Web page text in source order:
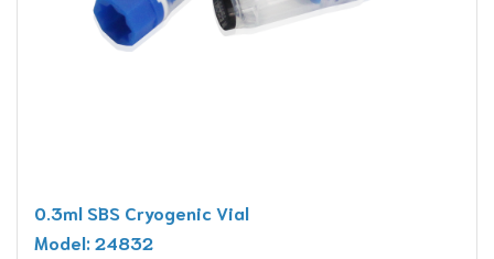
0.3ml SBS Cryogenic Vial
Model: 24832